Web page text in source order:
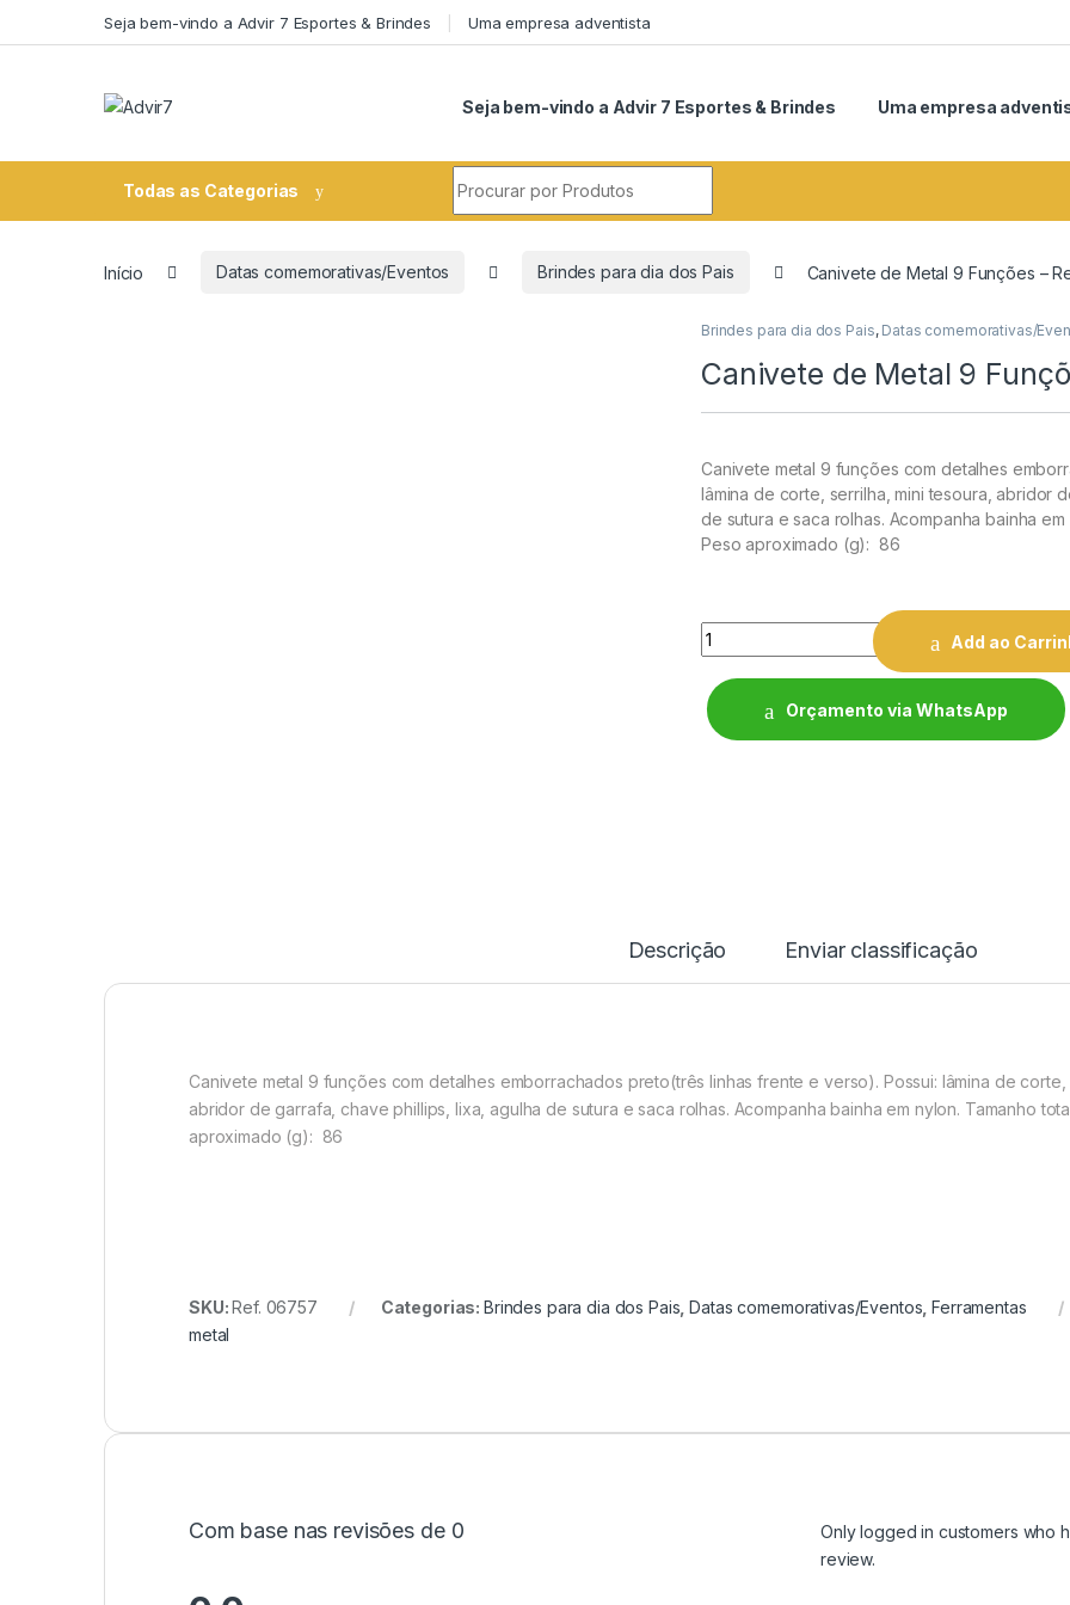
Seja bem-vindo a Advir 7 Esportes & Brindes Uma empresa adventista
Seja bem-vindo a Advir 7 Esportes & Brindes Uma empresa
Todas as Categorias
Início Datas comemorativas/Eventos Brindes para dia dos Pais Canivete de Metal 9 Funções –
Brindes para dia dos Pais, Datas comemorativas/
Canivete de Metal 9
Canivete metal 9 funções com detalhes
lâmina de corte, serrilha, mini tesoura, abridor
de sutura e saca rolhas. Acompanha bainha
Peso aproximado (g): 86
Quantity
Add ao
Orçamento via WhatsApp
Descrição Enviar classificação
Canivete metal 9 funções com detalhes emborrachados preto(três linhas frente e verso). Possui: lâmina de
abridor de garrafa, chave phillips, lixa, agulha de sutura e saca rolhas. Acompanha bainha em nylon. Tamanho
aproximado (g): 86
SKU:Ref. 06757 Categorias: Brindes para dia dos Pais ,Datas comemorativas/Eventos ,Ferramentas
metal
Com base nas revisões de 0
Only logged in customers who
review.